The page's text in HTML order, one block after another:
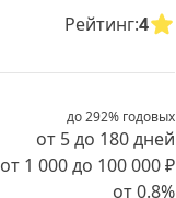
Рейтинг:4
до 292% годовых
от 5 до 180 дней
от 1 000 до 100 000 ₽
от 0.8%